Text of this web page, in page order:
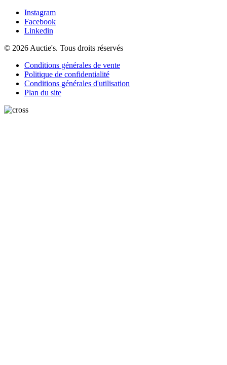
Instagram
Facebook
Linkedin
© 2026 Auctie's. Tous droits réservés
Conditions générales de vente
Politique de confidentialité
Conditions générales d'utilisation
Plan du site